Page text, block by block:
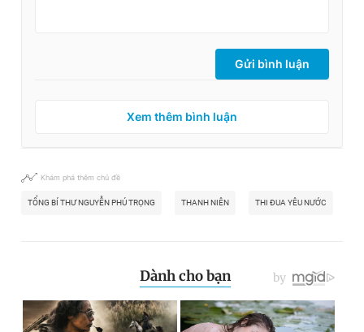
Gửi bình luận
Xem thêm bình luận
Khám phá thêm chủ đề
TỔNG BÍ THƯ NGUYỄN PHÚ TRỌNG THANH NIÊN THI ĐUA YÊU NƯỚC